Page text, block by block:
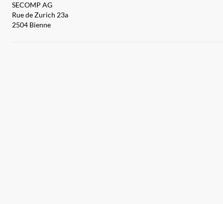
SECOMP AG
Rue de Zurich 23a
2504 Bienne